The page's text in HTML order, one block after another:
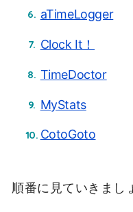
aTimeLogger
Clock It！
TimeDoctor
MyStats
CotoGoto
順番に見ていきまし